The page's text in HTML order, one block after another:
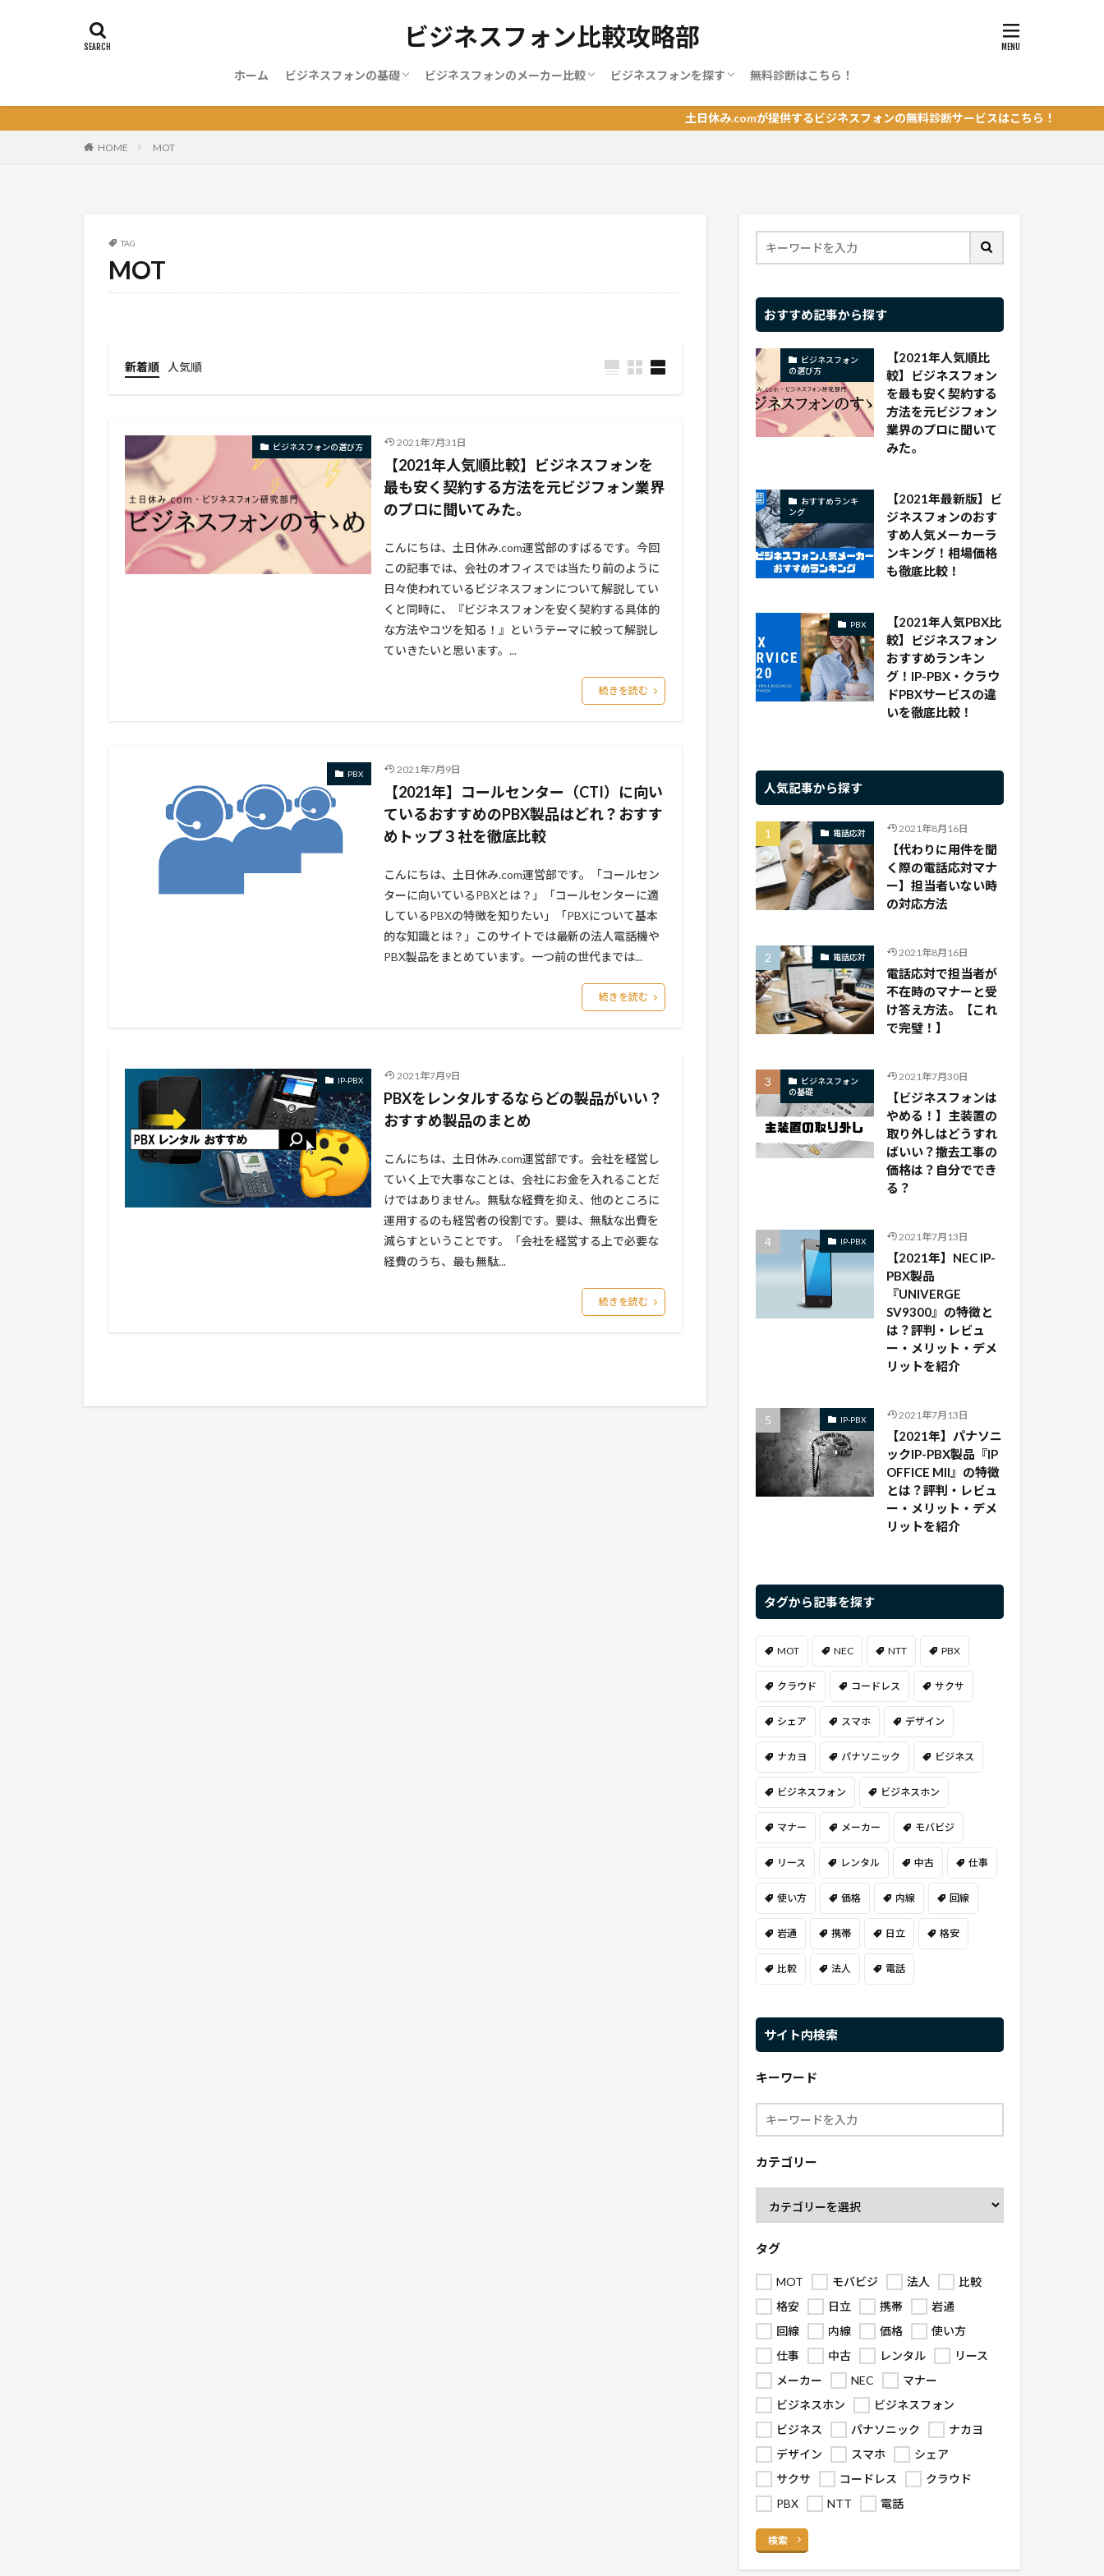
ビジネスフォン比較攻略部
ホーム ビジネスフォンの基礎
ビジネスフォンの使い方
ビジネスフォンの増設
ビジネスフォンの料金
ビジネスフォンの機能
ビジネスフォンの種類
ビジネスフォンの端末
ビジネスフォンの選び方
電話応対
ビジネスフォンのメーカー比較
MOT
NAKAYO（ナカヨ）
NEC
NTT
サクサ（SAXA）
パナソニック
岩通
日立（ヒタチ）
BIZTEL
ビジネスフォンを探す
おすすめランキング
地域別おすすめランキング
職業別ランキング
無料診断はこちら！
土日休み.comが提供するビジネスフォンの無料診断サービスはこちら！
HOME MOT
TAG
MOT
新着順 人気順
ビジネスフォンの選び方 2021年7月31日
【2021年人気順比較】ビジネスフォンを
最も安く契約する方法を元ビジフォン業界
のプロに聞いてみた。
こんにちは、土日休み.com運営部のすばるです。今回
この記事では、会社のオフィスでは当たり前のように
日々使われているビジネスフォンについて解説してい
くと同時に、『ビジネスフォンを安く契約する具体的
な方法やコツを知る！』というテーマに絞って解説し
ていきたいと思います。...
続きを読む
PBX 2021年7月9日
【2021年】コールセンター（CTI）に向い
ているおすすめのPBX製品はどれ？おすす
めトップ３社を徹底比較
こんにちは、土日休み.com運営部です。「コールセン
ターに向いているPBXとは？」「コールセンターに適
しているPBXの特徴を知りたい」「PBXについて基本
的な知識とは？」このサイトでは最新の法人電話機や
PBX製品をまとめています。一つ前の世代までは...
続きを読む
IP-PBX 2021年7月9日
PBXをレンタルするならどの製品がいい？
おすすめ製品のまとめ
こんにちは、土日休み.com運営部です。会社を経営し
ていく上で大事なことは、会社にお金を入れることだ
けではありません。無駄な経費を抑え、他のところに
運用するのも経営者の役割です。要は、無駄な出費を
減らすということです。「会社を経営する上で必要な
経費のうち、最も無駄...
続きを読む
おすすめ記事から探す
ビジネスフォン
の選び方
【2021年人気順比
較】ビジネスフォン
を最も安く契約する
方法を元ビジフォン
業界のプロに聞いて
みた。
おすすめランキ
ング
【2021年最新版】ビ
ジネスフォンのおす
すめ人気メーカーラ
ンキング！相場価格
も徹底比較！
PBX
【2021年人気PBX比
較】ビジネスフォン
おすすめランキン
グ！IP-PBX・クラウ
ドPBXサービスの違
いを徹底比較！
人気記事から探す
電話応対 2021年8月16日
【代わりに用件を聞
く際の電話応対マナ
ー】担当者いない時
の対応方法
電話応対 2021年8月16日
電話応対で担当者が
不在時のマナーと受
け答え方法。【これ
で完璧！】
ビジネスフォン
の基礎
2021年7月30日
【ビジネスフォンは
やめる！】主装置の
取り外しはどうすれ
ばいい？撤去工事の
価格は？自分ででき
る？
IP-PBX 2021年7月13日
【2021年】NEC IP-
PBX製品
『UNIVERGE
SV9300』の特徴と
は？評判・レビュ
ー・メリット・デメ
リットを紹介
IP-PBX 2021年7月13日
【2021年】パナソニ
ックIP-PBX製品『IP
OFFICE Mll』の特徴
とは？評判・レビュ
ー・メリット・デメ
リットを紹介
タグから記事を探す
MOT NEC NTT PBX
クラウド コードレス サクサ
シェア スマホ デザイン
ナカヨ パナソニック ビジネス
ビジネスフォン ビジネスホン
マナー メーカー モバビジ
リース レンタル 中古 仕事
使い方 価格 内線 回線
岩通 携帯 日立 格安
比較 法人 電話
サイト内検索
キーワード
カテゴリー
タグ
MOT モバビジ 法人
比較
格安
日立 携帯
岩通
回線
内線 価格
使い方
仕事
中古 レンタル
リース
メーカー
NEC
マナー
ビジネスホン
ビジネスフォン
ビジネス
パナソニック
ナカヨ
デザイン
スマホ
シェア
サクサ
コードレス
クラウド
PBX
NTT 電話
検索